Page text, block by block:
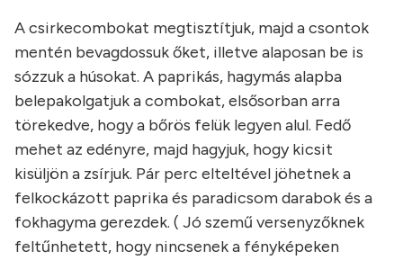
A csirkecombokat megtisztítjuk, majd a csontok
mentén bevagdossuk őket, illetve alaposan be is
sózzuk a húsokat. A paprikás, hagymás alapba
belepakolgatjuk a combokat, elsősorban arra
törekedve, hogy a bőrös felük legyen alul. Fedő
mehet az edényre, majd hagyjuk, hogy kicsit
kisüljön a zsírjuk. Pár perc elteltével jöhetnek a
felkockázott paprika és paradicsom darabok és a
fokhagyma gerezdek. ( Jó szemű versenyzőknek
feltűnhetett, hogy nincsenek a fényképeken